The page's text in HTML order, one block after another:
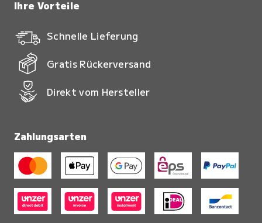
Ihre Vorteile
Schnelle Lieferung
Gratis Rückerversand
Direkt vom Hersteller
Zahlungsarten